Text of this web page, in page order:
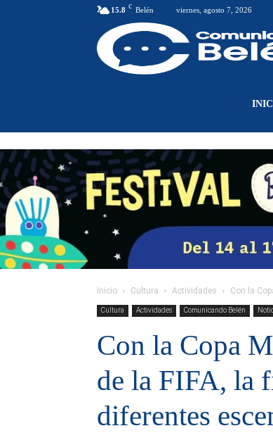
15.8 C Belén viernes, agosto 7, 2026
Inicio Cultura Actividades Con la
Cultura Actividades Comunicando Belén
Con la Copa
de la FIFA, la
diferentes